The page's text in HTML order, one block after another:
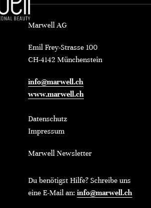
Marwell AG
Emil Frey-Strasse 100
CH-4142 Münchenstein
info@marwell.ch
www.marwell.ch
Datenschutz
Impressum
Marwell Newsletter
Du benötigst Hilfe? Schreibe uns
eine E-Mail an: info@marwell.ch